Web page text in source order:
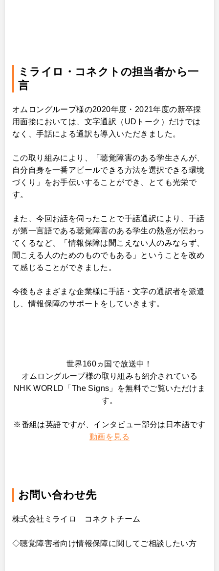
ミライロ・コネクトの担当者から一
言
オムロングループ様の2020年度・2021年度の新卒採
用面接においては、文字通訳（UDトーク）だけでは
なく、手話による通訳も導入いただきました。
この取り組みにより、「聴覚障害のある学生さんが、
自分自身を一番アピールできる方法を選択できる環境
づくり」をお手伝いすることができ、とても光栄で
す。
また、今回お話を伺ったことで手話通訳により、手話
が第一言語である聴覚障害のある学生の熱意が伝わっ
てくるなど、「情報保障は聞こえない人のみならず、
聞こえる人のためのものでもある」ということを改め
て感じることができました。
今後もさまざまな企業様に手話・文字の通訳者を派遣
し、情報保障のサポートをしていきます。
世界160ヵ国で放送中！
オムロングループ様の取り組みも紹介されている
NHK WORLD「The Signs」を無料でご覧いただけま
す。
※番組は英語ですが、インタビュー部分は日本語です
動画を見る
お問い合わせ先
株式会社ミライロ コネクトチーム
◇聴覚障害者向け情報保障に関してご相談したい方